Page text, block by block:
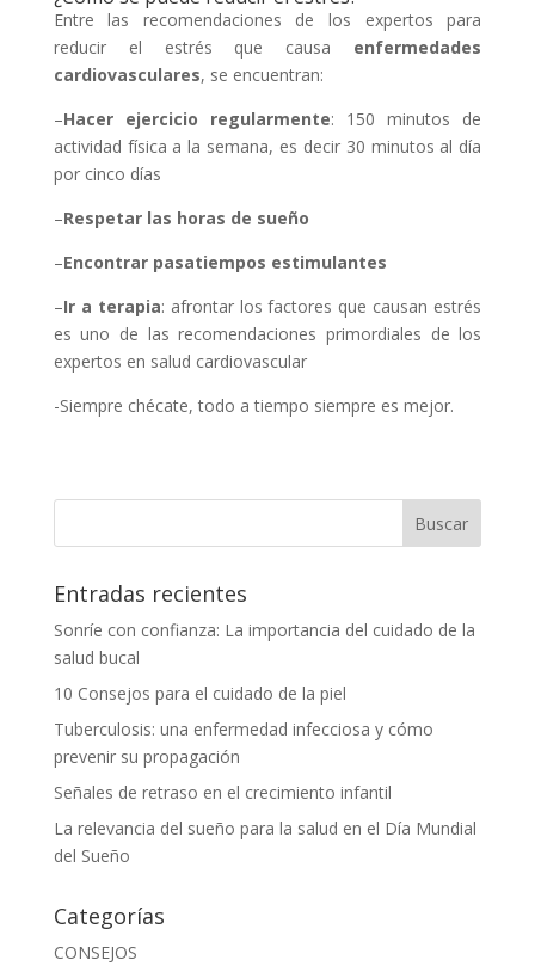
Entre las recomendaciones de los expertos para
reducir el estrés que causa enfermedades
cardiovasculares, se encuentran:
–Hacer ejercicio regularmente: 150 minutos de
actividad física a la semana, es decir 30 minutos al día
por cinco días
–Respetar las horas de sueño
–Encontrar pasatiempos estimulantes
–Ir a terapia: afrontar los factores que causan estrés
es uno de las recomendaciones primordiales de los
expertos en salud cardiovascular
-Siempre chécate, todo a tiempo siempre es mejor.
Entradas recientes
Sonríe con confianza: La importancia del cuidado de la
salud bucal
10 Consejos para el cuidado de la piel
Tuberculosis: una enfermedad infecciosa y cómo
prevenir su propagación
Señales de retraso en el crecimiento infantil
La relevancia del sueño para la salud en el Día Mundial
del Sueño
Categorías
CONSEJOS